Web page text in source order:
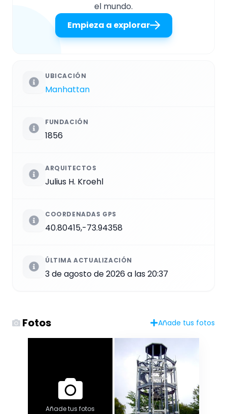
el mundo.
Empieza a explorar
UBICACIÓN
Manhattan
FUNDACIÓN
1856
ARQUITECTOS
Julius H. Kroehl
COORDENADAS GPS
40.80415,-73.94358
ÚLTIMA ACTUALIZACIÓN
3 de agosto de 2026 a las 20:37
Fotos Añade tus fotos
Añade tus fotos